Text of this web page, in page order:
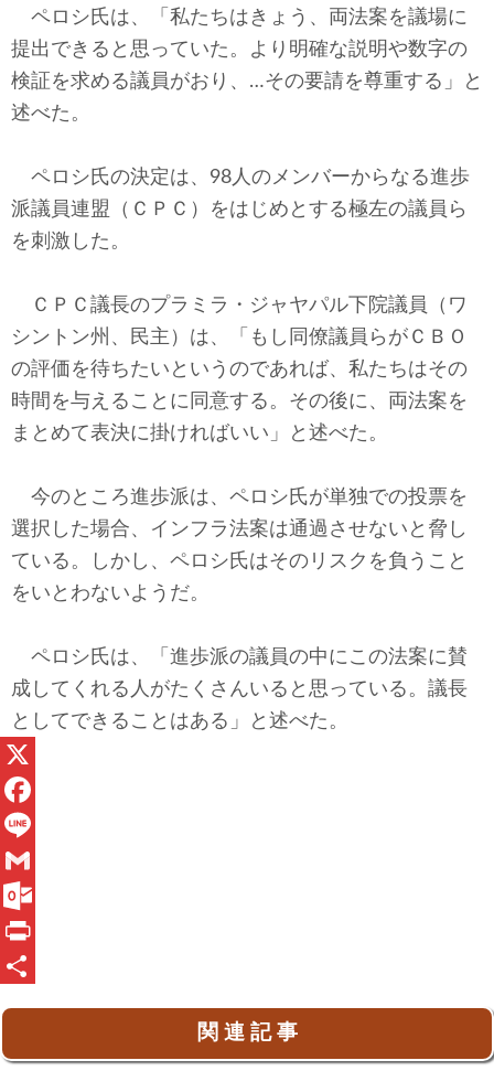
ペロシ氏は、「私たちはきょう、両法案を議場に
提出できると思っていた。より明確な説明や数字の
検証を求める議員がおり、…その要請を尊重する」と
述べた。
ペロシ氏の決定は、98人のメンバーからなる進歩
派議員連盟（ＣＰＣ）をはじめとする極左の議員ら
を刺激した。
ＣＰＣ議長のプラミラ・ジャヤパル下院議員（ワ
シントン州、民主）は、「もし同僚議員らがＣＢＯ
の評価を待ちたいというのであれば、私たちはその
時間を与えることに同意する。その後に、両法案を
まとめて表決に掛ければいい」と述べた。
今のところ進歩派は、ペロシ氏が単独での投票を
選択した場合、インフラ法案は通過させないと脅し
ている。しかし、ペロシ氏はそのリスクを負うこと
をいとわないようだ。
ペロシ氏は、「進歩派の議員の中にこの法案に賛
成してくれる人がたくさんいると思っている。議長
としてできることはある」と述べた。
X
F
a
c
e
b
L
n
e
G
m
a
O
uP
関 連 記 事